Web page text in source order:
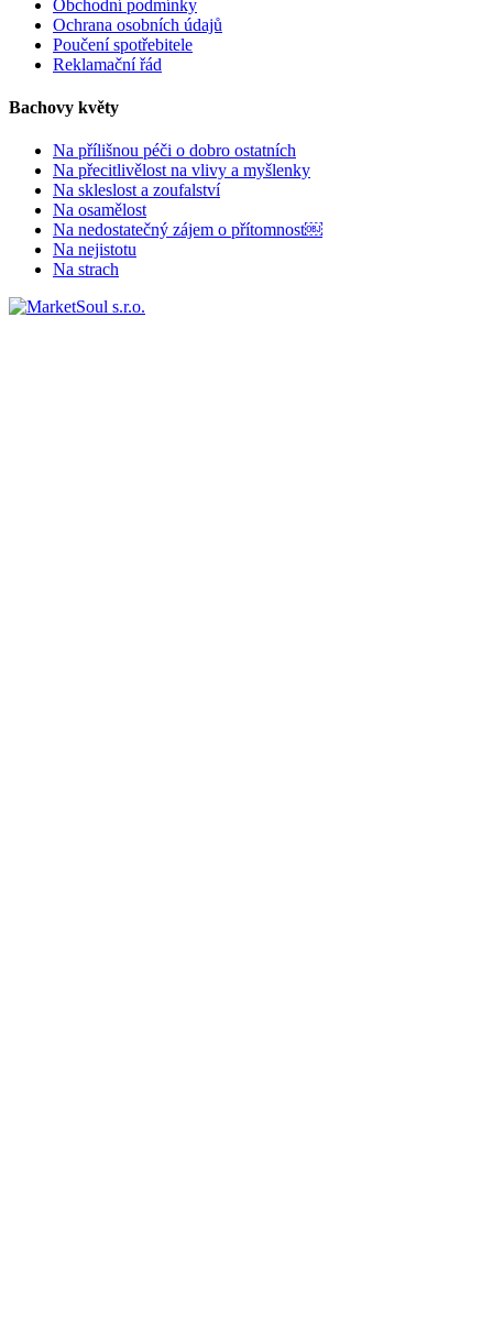
Obchodní podmínky
Ochrana osobních údajů
Poučení spotřebitele
Reklamační řád
Bachovy květy
Na přílišnou péči o dobro ostatních
Na přecitlivělost na vlivy a myšlenky
Na skleslost a zoufalství
Na osamělost
Na nedostatečný zájem o přítomnost￼
Na nejistotu
Na strach